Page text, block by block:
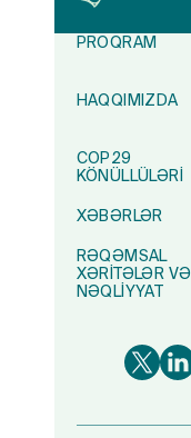
PROQRAM
HAQQIMIZDA
COP29
KÖNÜLLÜLƏRI
XƏBƏRLƏR
RƏQƏMSAL
XƏRITƏLƏR VƏ
NƏQLIYYAT